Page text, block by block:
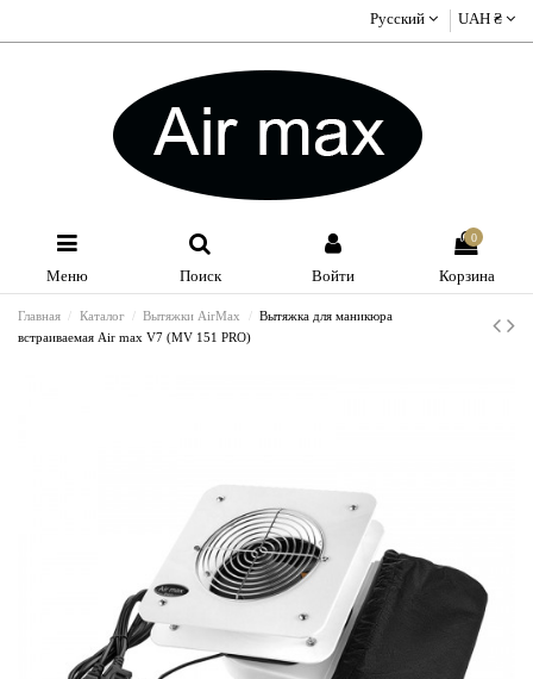
Русский UAH ₴
Меню Поиск Войти
0
Корзина
Главная Каталог Вытяжки AirMax
Вытяжка для маникюра
встраиваемая Air max V7 (MV 151 PRO)